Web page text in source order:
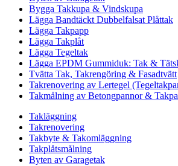
Bygga Takkupa & Vindskupa
Lägga Bandtäckt Dubbelfalsat Plåttak
Lägga Takpapp
Lägga Takplåt
Lägga Tegeltak
Lägga EPDM Gummiduk: Tak &
Tvätta Tak, Takrengöring & Fasadtvätt
Takrenovering av Lertegel
Takmålning av Betongpannor &
Takläggning
Takrenovering
Takbyte & Takomläggning
Takplåtsmålning
Byten av Garagetak